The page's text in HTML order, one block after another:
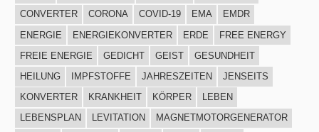
CONVERTER
CORONA COVID-19 EMA
EMDR
ENERGIE
ENERGIEKONVERTER ERDE
FREE ENERGY
FREIE ENERGIE
GEDICHT GEIST
GESUNDHEIT
HEILUNG
IMPFSTOFFE JAHRESZEITEN
JENSEITS
KONVERTER
KRANKHEIT KÖRPER
LEBEN
LEBENSPLAN
LEVITATION
MAGNETMOTORGENERATOR